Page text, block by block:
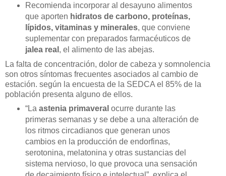
Recomienda incorporar al desayuno alimentos
que aporten hidratos de carbono, proteínas,
lípidos, vitaminas y minerales, que conviene
suplementar con preparados farmacéuticos de
jalea real , el alimento de las abejas.
La falta de concentración, dolor de cabeza y somnolencia
son otros síntomas frecuentes asociados al cambio de
estación. según la encuesta de la SEDCA el 85% de la
población presenta alguno de ellos.
“La astenia primaveral ocurre durante las
primeras semanas y se debe a una alteración de
los ritmos circadianos que generan unos
cambios en la producción de endorfinas,
serotonina, melatonina y otras sustancias del
sistema nervioso, lo que provoca una sensación